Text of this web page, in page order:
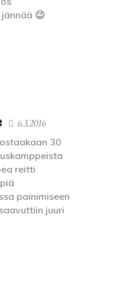
😉
6.3.2016
30
reitti
painimiseen
juuri